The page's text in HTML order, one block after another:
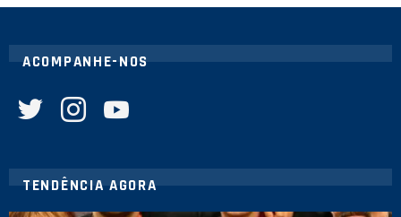
ACOMPANHE-NOS
TENDÊNCIA AGORA